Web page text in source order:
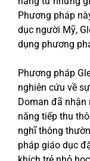
Phương pháp
dục người Mỹ,
dụng phương
Phương pháp
nghiên cứu về
Doman đã nhận
năng tiếp thu
nghĩ thông
pháp giáo dục